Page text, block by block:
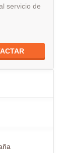
servicio de